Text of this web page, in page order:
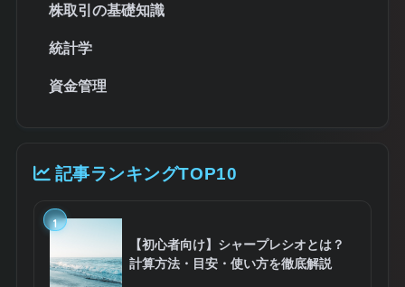
株取引の基礎知識
統計学
資金管理
記事ランキングTOP10
1
【初心者向け】シャープレシオとは？
計算方法・目安・使い方を徹底解説